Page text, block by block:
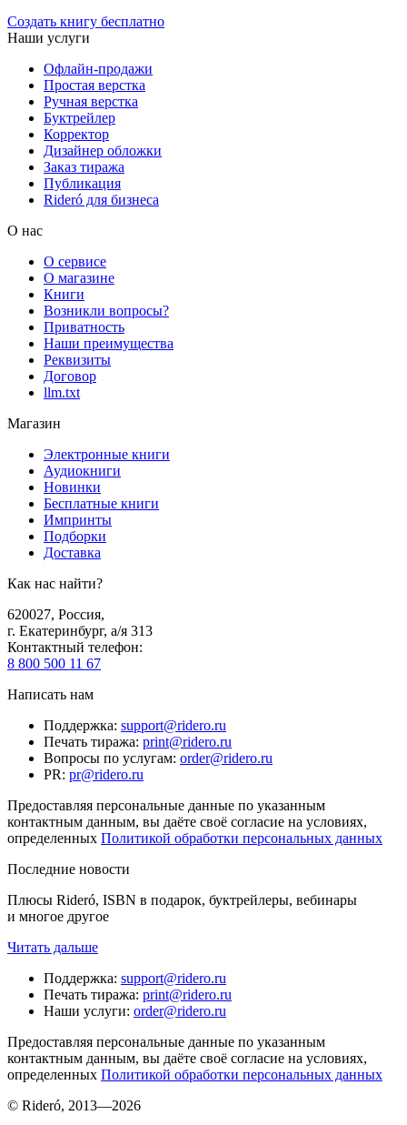
Создать книгу бесплатно
Наши услуги
Офлайн-продажи
Простая верстка
Ручная верстка
Буктрейлер
Корректор
Дизайнер обложки
Заказ тиража
Публикация
Rideró для бизнеса
О нас
О сервисе
О магазине
Книги
Возникли вопросы?
Приватность
Наши преимущества
Реквизиты
Договор
llm.txt
Магазин
Электронные книги
Аудиокниги
Новинки
Бесплатные книги
Импринты
Подборки
Доставка
Как нас найти?
620027, Россия,
г. Екатеринбург, а/я 313
Контактный телефон:
8 800 500 11 67
Написать нам
Поддержка: support@ridero.ru
Печать тиража: print@ridero.ru
Вопросы по услугам: order@ridero.ru
PR: pr@ridero.ru
Предоставляя персональные данные по указанным
контактным данным, вы даёте своё согласие на условиях,
определенных Политикой обработки персональных данных
Последние новости
Плюсы Rideró, ISBN в подарок, буктрейлеры, вебинары
и многое другое
Читать дальше
Поддержка: support@ridero.ru
Печать тиража: print@ridero.ru
Наши услуги: order@ridero.ru
Предоставляя персональные данные по указанным
контактным данным, вы даёте своё согласие на условиях,
определенных Политикой обработки персональных данных
© Rideró, 2013—2026